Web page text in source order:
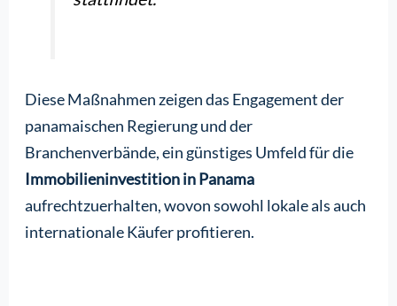
Diese Maßnahmen zeigen das Engagement der
panamaischen Regierung und der
Branchenverbände, ein günstiges Umfeld für die
Immobilieninvestition in Panama
aufrechtzuerhalten, wovon sowohl lokale als auch
internationale Käufer profitieren.